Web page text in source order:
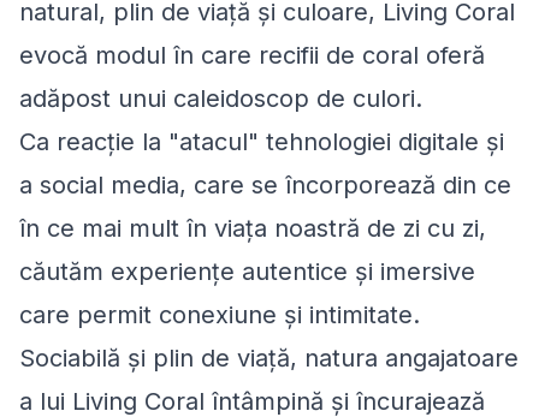
natural, plin de viață și culoare, Living Coral
evocă modul în care recifii de coral oferă
adăpost unui caleidoscop de culori.
Ca reacție la "atacul" tehnologiei digitale și
a social media, care se încorporează din ce
în ce mai mult în viața noastră de zi cu zi,
căutăm experiențe autentice și imersive
care permit conexiune și intimitate.
Sociabilă și plin de viață, natura angajatoare
a lui Living Coral întâmpină și încurajează